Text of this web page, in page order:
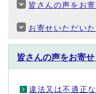
皆さんの声をお
お寄せいただい
皆さんの声をお寄
違法又は不適正